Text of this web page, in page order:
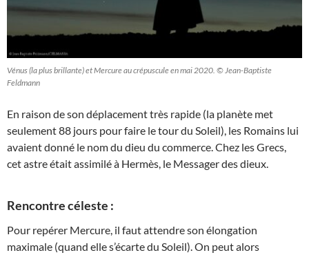
Vénus (la plus brillante) et Mercure au crépuscule en mai 2020. © Jean-Baptiste
Feldmann
En raison de son déplacement très rapide (la planète met
seulement 88 jours pour faire le tour du Soleil), les Romains lui
avaient donné le nom du dieu du commerce. Chez les Grecs,
cet astre était assimilé à Hermès, le Messager des dieux.
Rencontre céleste :
Pour repérer Mercure, il faut attendre son élongation
maximale (quand elle s’écarte du Soleil). On peut alors